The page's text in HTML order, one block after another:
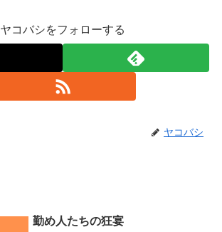
ヤコバシをフォローする
ヤコバシ
勤め人たちの狂宴